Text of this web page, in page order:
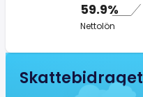
59.9%
Nettolön
Skattebidraget